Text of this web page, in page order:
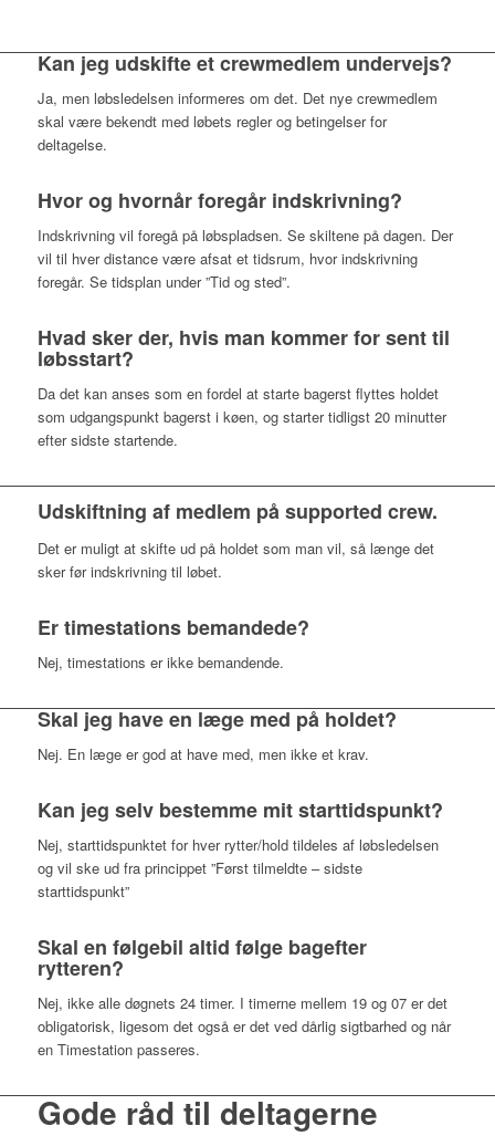
Kan jeg udskifte et crewmedlem undervejs?
Ja, men løbsledelsen informeres om det. Det nye crewmedlem
skal være bekendt med løbets regler og betingelser for
deltagelse.
Hvor og hvornår foregår indskrivning?
Indskrivning vil foregå på løbspladsen. Se skiltene på dagen. Der
vil til hver distance være afsat et tidsrum, hvor indskrivning
foregår. Se tidsplan under ”Tid og sted”.
Hvad sker der, hvis man kommer for sent til
løbsstart?
Da det kan anses som en fordel at starte bagerst flyttes holdet
som udgangspunkt bagerst i køen, og starter tidligst 20 minutter
efter sidste startende.
Udskiftning af medlem på supported crew.
Det er muligt at skifte ud på holdet som man vil, så længe det
sker før indskrivning til løbet.
Er timestations bemandede?
Nej, timestations er ikke bemandende.
Skal jeg have en læge med på holdet?
Nej. En læge er god at have med, men ikke et krav.
Kan jeg selv bestemme mit starttidspunkt?
Nej, starttidspunktet for hver rytter/hold tildeles af løbsledelsen
og vil ske ud fra princippet ”Først tilmeldte – sidste
starttidspunkt”
Skal en følgebil altid følge bagefter
rytteren?
Nej, ikke alle døgnets 24 timer. I timerne mellem 19 og 07 er det
obligatorisk, ligesom det også er det ved dårlig sigtbarhed og når
en Timestation passeres.
Gode råd til deltagerne